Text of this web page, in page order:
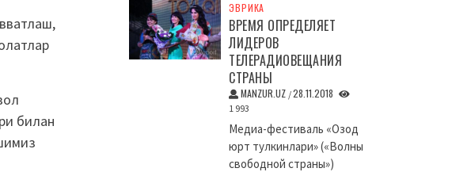
билан
ЭВРИКА
ВРЕМЯ ОПРЕДЕЛЯЕТ
ЛИДЕРОВ
ТЕЛЕРАДИОВЕЩАНИЯ
СТРАНЫ
MANZUR.UZ /28.11.2018
1 993
Медиа-фестиваль «Озод
юрт тулкинлари» («Волны
свободной страны»)